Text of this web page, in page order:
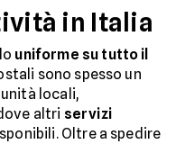
in Italia
uniforme su tutto il
sono spesso un
locali,
altri servizi
Oltre a spedire